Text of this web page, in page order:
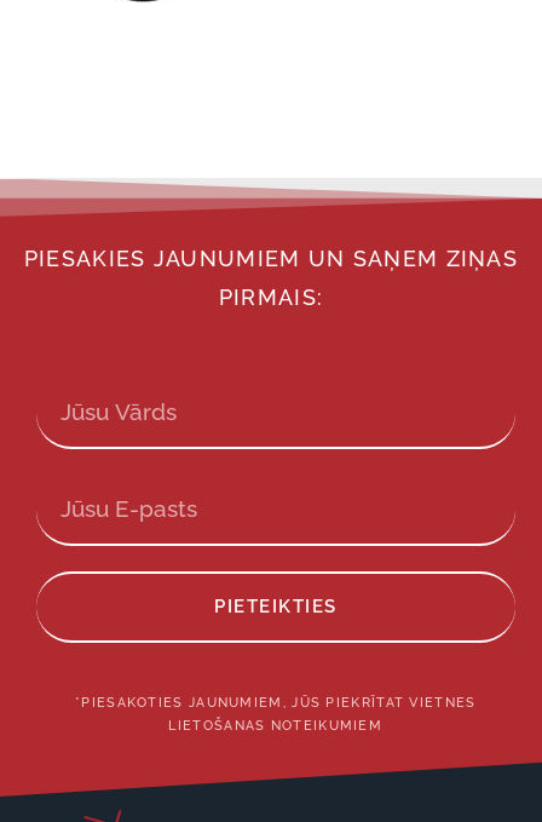
PIESAKIES JAUNUMIEM UN SAŅEM ZIŅAS
PIRMAIS:
PIETEIKTIES
*PIESAKOTIES JAUNUMIEM, JŪS PIEKRĪTAT VIETNES
LIETOŠANAS NOTEIKUMIEM